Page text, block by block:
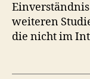
weiteren
die nicht im